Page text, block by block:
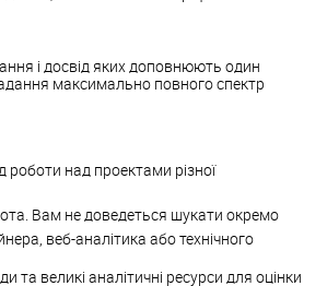
і досвід яких доповнюють один
максимально повного спектр
роботи над проектами різної
Вам не доведеться шукати окремо
веб-аналітика або технічного
та великі аналітичні ресурси для оцінки